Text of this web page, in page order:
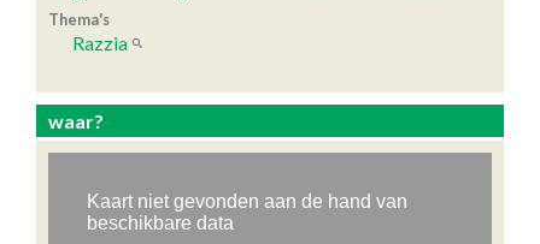
Thema's
Razzia
waar?